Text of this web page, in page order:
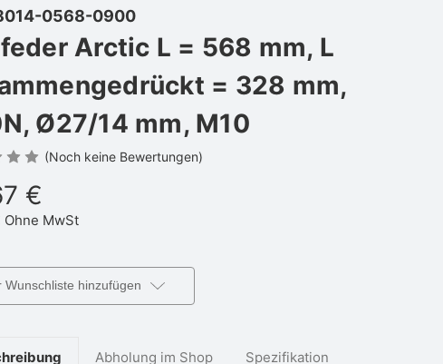
0568-0900
Arctic L = 568 mm, L
= 328 mm,
Ø27/14 mm, M10
(Noch keine Bewertungen)
€
Ohne MwSt
Wunschliste hinzufügen
Abholung im Shop Spezifikation